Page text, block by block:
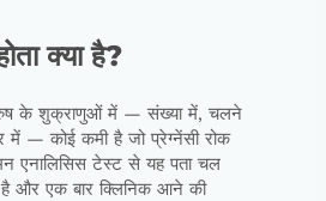
क्या है?
के शुक्राणुओं में — संख्या में, चलने
में — कोई कमी है जो प्रेग्नेंसी रोक
एनालिसिस टेस्ट से यह पता चल
है और एक बार क्लिनिक आने की